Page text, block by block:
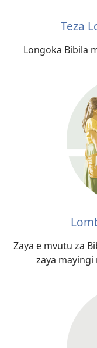
Teza
Longoka Bibila
Zaya e mvutu za
zaya mayingi